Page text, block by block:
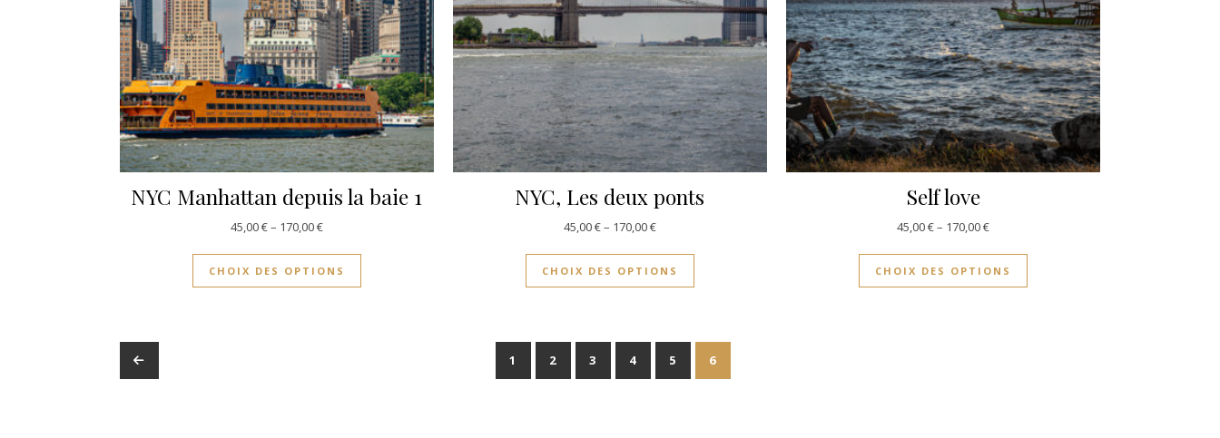
NYC Manhattan depuis la baie 1
45,00€– 170,00€
CHOIX DES OPTIONS
NYC, Les deux ponts
45,00€– 170,00€
CHOIX DES OPTIONS
Self love
45,00€– 170,00€
CHOIX DES OPTIONS
1 2 3 4 5 6